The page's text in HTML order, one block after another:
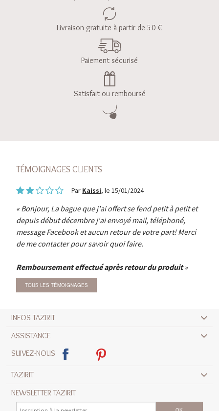
Livraison gratuite à partir de 50 €
Paiement sécurisé
Satisfait ou remboursé
TÉMOIGNAGES CLIENTS
Par Kaissi, le 15/01/2024
Bonjour, La bague que j'ai offert se fend petit à petit et
depuis début décembre j'ai envoyé mail, téléphoné,
message Facebook et aucun retour de votre part! Merci
de me contacter pour savoir quoi faire.
Remboursement effectué après retour du produit
TOUS LES TÉMOIGNAGES
INFOS TAZIRIT
ASSISTANCE
SUIVEZ-NOUS
TAZIRIT
NEWSLETTER TAZIRIT